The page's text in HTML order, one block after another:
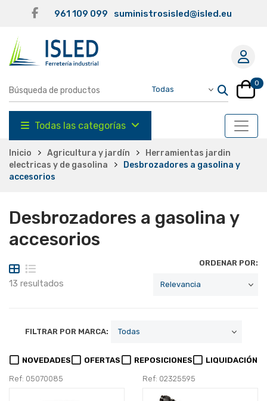
961 109 099 suministrosisled@isled.eu
0
Todas las categorías
Inicio Agricultura y jardín
Herramientas jardin
electricas y de gasolina
Desbrozadores a gasolina y
accesorios
Desbrozadores a gasolina y
accesorios
13 resultados
ORDENAR POR:
FILTRAR POR MARCA:
NOVEDADES OFERTAS REPOSICIONES LIQUIDACIÓN
Ref: 05070085 Ref: 02325595